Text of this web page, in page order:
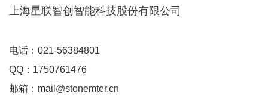
上海星联智创智能科技股份有限公司
电话： 021-56384801
QQ： 1750761476
邮箱： mail@stonemter.cn